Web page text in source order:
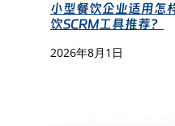
小型餐饮企业适用怎
饮SCRM工具推荐？
2026年8月1日